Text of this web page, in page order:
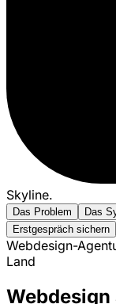
Skyline.
Das Problem Das
Erstgespräch sichern
Webdesign-
Land